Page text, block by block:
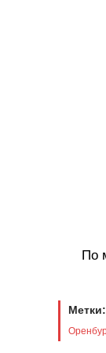
По
Метки: